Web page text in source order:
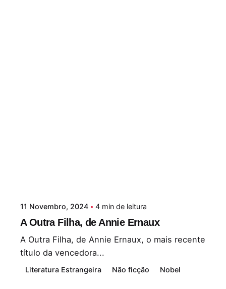
11 Novembro, 2024 4 min de leitura
A Outra Filha, de Annie Ernaux
A Outra Filha, de Annie Ernaux, o mais recente
título da vencedora...
Literatura Estrangeira Não ficção Nobel